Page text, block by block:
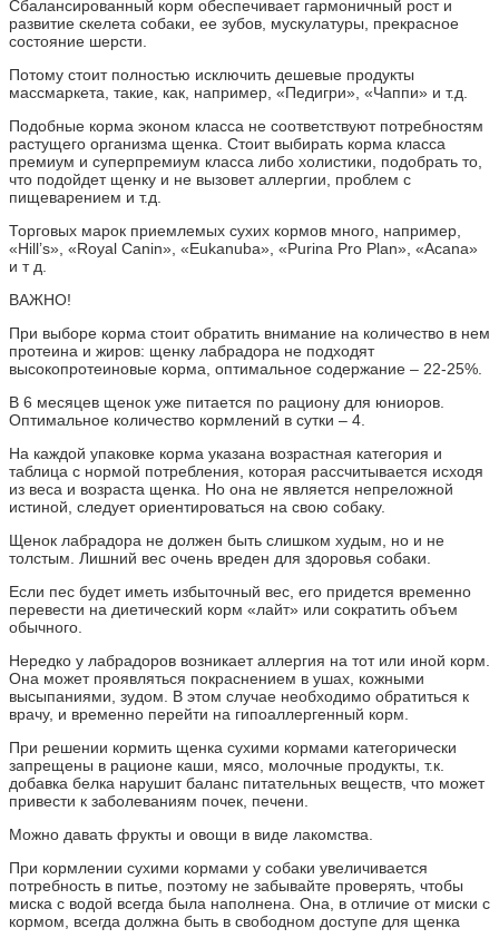
Сбалансированный корм обеспечивает гармоничный рост и
развитие скелета собаки, ее зубов, мускулатуры, прекрасное
состояние шерсти.
Потому стоит полностью исключить дешевые продукты
массмаркета, такие, как, например, «Педигри», «Чаппи» и т.д.
Подобные корма эконом класса не соответствуют потребностям
растущего организма щенка. Стоит выбирать корма класса
премиум и суперпремиум класса либо холистики, подобрать то,
что подойдет щенку и не вызовет аллергии, проблем с
пищеварением и т.д.
Торговых марок приемлемых сухих кормов много, например,
«Hill’s», «Royal Canin», «Eukanuba», «Purina Pro Plan», «Acana»
и т д.
ВАЖНО!
При выборе корма стоит обратить внимание на количество в нем
протеина и жиров: щенку лабрадора не подходят
высокопротеиновые корма, оптимальное содержание – 22-25%.
В 6 месяцев щенок уже питается по рациону для юниоров.
Оптимальное количество кормлений в сутки – 4.
На каждой упаковке корма указана возрастная категория и
таблица с нормой потребления, которая рассчитывается исходя
из веса и возраста щенка. Но она не является непреложной
истиной, следует ориентироваться на свою собаку.
Щенок лабрадора не должен быть слишком худым, но и не
толстым. Лишний вес очень вреден для здоровья собаки.
Если пес будет иметь избыточный вес, его придется временно
перевести на диетический корм «лайт» или сократить объем
обычного.
Нередко у лабрадоров возникает аллергия на тот или иной корм.
Она может проявляться покраснением в ушах, кожными
высыпаниями, зудом. В этом случае необходимо обратиться к
врачу, и временно перейти на гипоаллергенный корм.
При решении кормить щенка сухими кормами категорически
запрещены в рационе каши, мясо, молочные продукты, т.к.
добавка белка нарушит баланс питательных веществ, что может
привести к заболеваниям почек, печени.
Можно давать фрукты и овощи в виде лакомства.
При кормлении сухими кормами у собаки увеличивается
потребность в питье, поэтому не забывайте проверять, чтобы
миска с водой всегда была наполнена. Она, в отличие от миски с
кормом, всегда должна быть в свободном доступе для щенка